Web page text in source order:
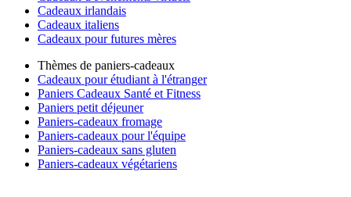
Cadeaux irlandais
Cadeaux italiens
Cadeaux pour futures mères
Thèmes de paniers-cadeaux
Cadeaux pour étudiant à l'étranger
Paniers Cadeaux Santé et Fitness
Paniers petit déjeuner
Paniers-cadeaux fromage
Paniers-cadeaux pour l'équipe
Paniers-cadeaux sans gluten
Paniers-cadeaux végétariens